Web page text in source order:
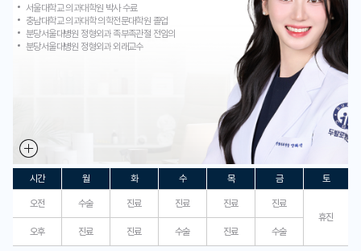
서울대학교 의과대학원 박사 수료
충남대학교 의과대학 의학전문대학원 졸업
분당서울대병원 정형외과 족부족관절 전임의
분당서울대병원 정형외과 외래교수
시간 월 화 수 목 금 토
오전 수술 진료 진료 진료
진료
휴진
오후
진료 진료 수술 진료 수술